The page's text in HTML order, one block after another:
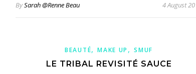
BySarah @Renne Beau 4 August
BEAUTÉ,MAKE UP ,SMUF
LE TRIBAL REVISITÉ SAUCE